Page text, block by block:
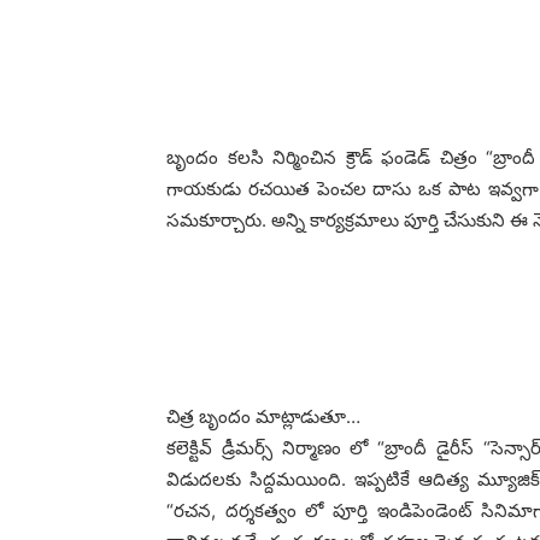
బృందం కలసి నిర్మించిన క్రౌడ్ ఫండెడ్ చిత్రం
గాయకుడు రచయిత పెంచల దాసు ఒక పాట
సమకూర్చారు. అన్ని కార్యక్రమాలు పూర్తి చేసుకుని
చిత్ర బృందం మాట్లాడుతూ…
కలెక్టివ్ డ్రీమర్స్ నిర్మాణం లో “బ్రాందీ డైరీస్
విడుదలకు సిద్దమయింది. ఇప్పటికే ఆదిత్య
“రచన, దర్శకత్వం లో పూర్తి ఇండిపెండెంట్